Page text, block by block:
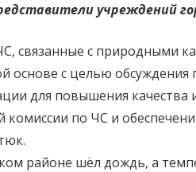
учреждений
связанные с природными
основе с целью
для повышения качества
комиссии по ЧС и
районе шёл дождь, а